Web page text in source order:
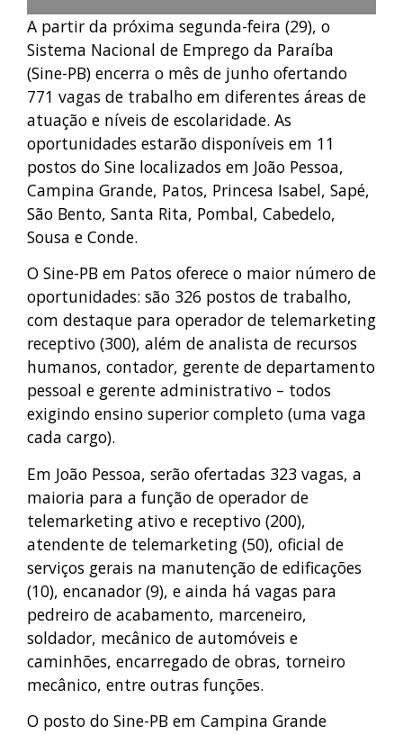
A partir da próxima segunda-feira (29), o
Sistema Nacional de Emprego da Paraíba
(Sine-PB) encerra o mês de junho ofertando
771 vagas de trabalho em diferentes áreas de
atuação e níveis de escolaridade. As
oportunidades estarão disponíveis em 11
postos do Sine localizados em João Pessoa,
Campina Grande, Patos, Princesa Isabel, Sapé,
São Bento, Santa Rita, Pombal, Cabedelo,
Sousa e Conde.
O Sine-PB em Patos oferece o maior número de
oportunidades: são 326 postos de trabalho,
com destaque para operador de telemarketing
receptivo (300), além de analista de recursos
humanos, contador, gerente de departamento
pessoal e gerente administrativo – todos
exigindo ensino superior completo (uma vaga
cada cargo).
Em João Pessoa, serão ofertadas 323 vagas, a
maioria para a função de operador de
telemarketing ativo e receptivo (200),
atendente de telemarketing (50), oficial de
serviços gerais na manutenção de edificações
(10), encanador (9), e ainda há vagas para
pedreiro de acabamento, marceneiro,
soldador, mecânico de automóveis e
caminhões, encarregado de obras, torneiro
mecânico, entre outras funções.
O posto do Sine-PB em Campina Grande